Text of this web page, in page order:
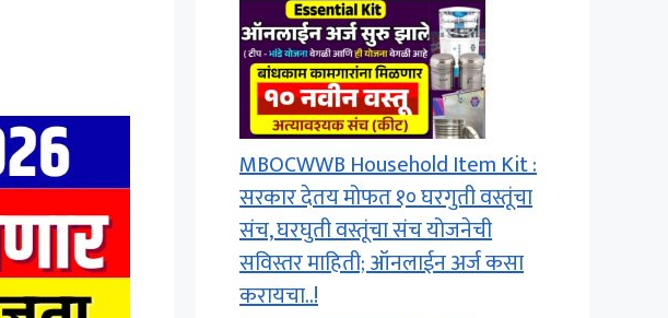
MBOCWWB Household Item Kit :
सरकार देतय मोफत १० घरगुती वस्तूंचा
संच, घरघुती वस्तूंचा संच योजनेची
सविस्तर माहिती; ऑनलाईन अर्ज कसा
करायचा..!